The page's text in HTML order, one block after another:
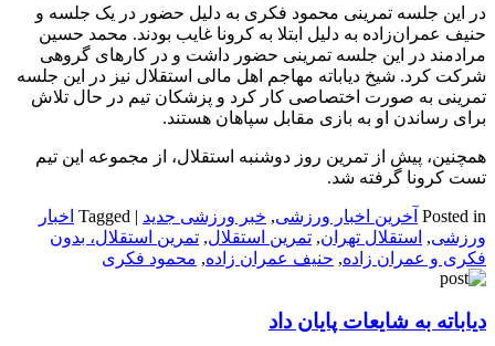
در این جلسه تمرینی محمود فکری به دلیل حضور در یک جلسه و
حنیف عمران‌زاده به دلیل ابتلا به کرونا غایب بودند. محمد حسین
مرادمند در این جلسه تمرینی حضور داشت و در کارهای گروهی
شرکت کرد. شیخ دیاباته مهاجم اهل مالی استقلال نیز در این جلسه
تمرینی به صورت اختصاصی کار کرد و پزشکان تیم در حال تلاش
برای رساندن او به بازی مقابل سپاهان هستند.
همچنین، پیش از تمرین روز دوشنبه استقلال، از مجموعه این تیم
تست کرونا گرفته شد.
Posted in آخرین اخبار ورزشی, خبر ورزشی جدید |
Tagged اخبار
ورزشی, استقلال تهران, تمرین استقلال, تمرین استقلال، بدون
فکری و عمران زاده, حنیف عمران زاده, محمود فکری
دیاباته به شایعات پایان داد